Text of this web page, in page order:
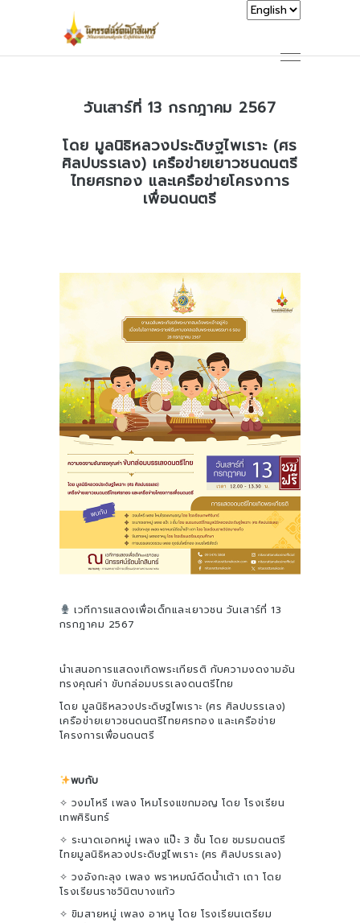
วันเสาร์ที่ 13 กรกฎาคม 2567
โดย มูลนิธิหลวงประดิษฐไพเราะ (ศร
ศิลปบรรเลง) เครือข่ายเยาวชนดนตรี
ไทยศรทอง และเครือข่ายโครงการ
เพื่อนดนตรี
เวทีการแสดงเพื่อเด็กและเยาวชน วันเสาร์ที่ 13
กรกฎาคม 2567
นำเสนอการแสดงเทิดพระเกียรติ กับความงดงามอัน
ทรงคุณค่า ขับกล่อมบรรเลงดนตรีไทย
โดย มูลนิธิหลวงประดิษฐไพเราะ (ศร ศิลปบรรเลง)
เครือข่ายเยาวชนดนตรีไทยศรทอง และเครือข่าย
โครงการเพื่อนดนตรี
พบกับ
✧ วงมโหรี เพลง โหมโรงแขกมอญ โดย โรงเรียน
เทพศิรินทร์
✧ ระนาดเอกหมู่ เพลง แป๊ะ 3 ชั้น โดย ชมรมดนตรี
ไทยมูลนิธิหลวงประดิษฐไพเราะ (ศร ศิลปบรรเลง)
✧ วงอังกะลุง เพลง พราหมณ์ดีดน้ำเต้า เถา โดย
โรงเรียนราชวินิตบางแก้ว
✧ ขิมสายหมู่ เพลง อาหนู โดย โรงเรียนเตรียม